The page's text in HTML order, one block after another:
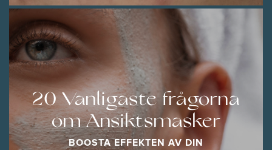
20 Vanligaste frågorna
om Ansiktsmasker
BOOSTA EFFEKTEN AV DIN